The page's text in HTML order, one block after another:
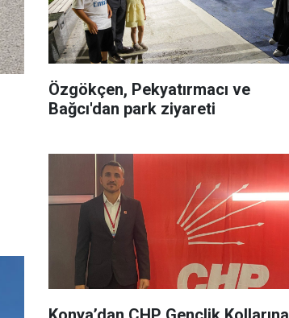
Özgökçen, Pekyatırmacı ve
Bağcı'dan park ziyareti